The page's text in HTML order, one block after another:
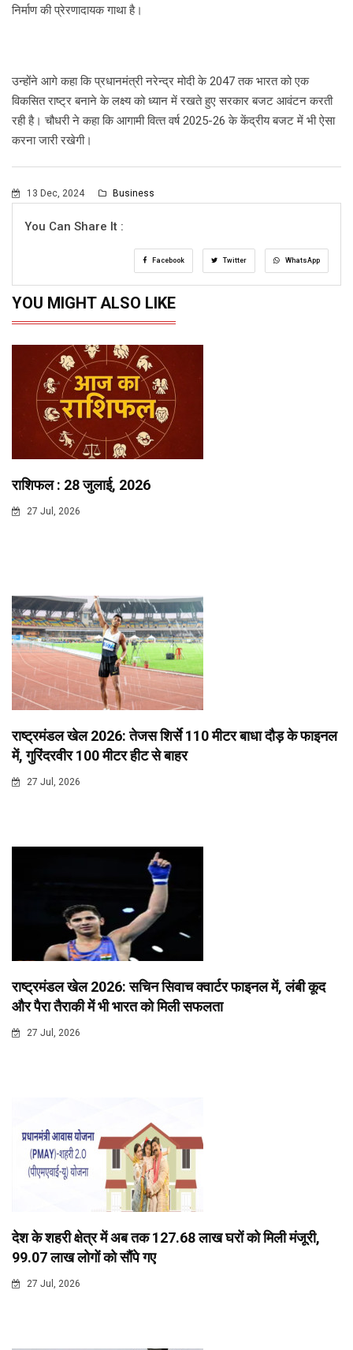
निर्माण की प्रेरणादायक गाथा है।
उन्होंने आगे कहा कि प्रधानमंत्री नरेन्द्र मोदी के 2047 तक भारत को एक
विकसित राष्ट्र बनाने के लक्ष्य को ध्यान में रखते हुए सरकार बजट आवंटन करती
रही है। चौधरी ने कहा कि आगामी वित्‍त वर्ष 2025-26 के केंद्रीय बजट में भी ऐसा
करना जारी रखेगी।
13 Dec, 2024 Business
You Can Share It :
Facebook Twitter WhatsApp
YOU MIGHT ALSO LIKE
राशिफल : 28 जुलाई, 2026
27 Jul, 2026
राष्ट्रमंडल खेल 2026: तेजस शिर्से 110 मीटर बाधा दौड़ के फाइनल
में, गुरिंदरवीर 100 मीटर हीट से बाहर
27 Jul, 2026
राष्ट्रमंडल खेल 2026: सचिन सिवाच क्वार्टर फाइनल में, लंबी कूद
और पैरा तैराकी में भी भारत को मिली सफलता
27 Jul, 2026
देश के शहरी क्षेत्र में अब तक 127.68 लाख घरों को मिली मंजूरी,
99.07 लाख लोगों को सौंपे गए
27 Jul, 2026